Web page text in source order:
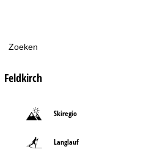
Zoeken
Feldkirch
Skiregio
Langlauf